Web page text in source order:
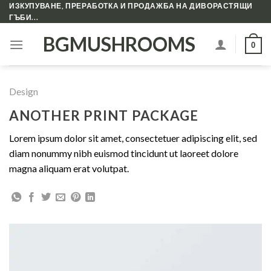
Skip
to
ИЗКУПУВАНЕ, ПРЕРАБОТКА И ПРОДАЖБА НА ДИВОРАСТЯЩИ
ГЪБИ...
BGMUSHROOMS 0
Design
ANOTHER PRINT PACKAGE
Lorem ipsum dolor sit amet, consectetuer adipiscing elit, sed
diam nonummy nibh euismod tincidunt ut laoreet dolore
magna aliquam erat volutpat.